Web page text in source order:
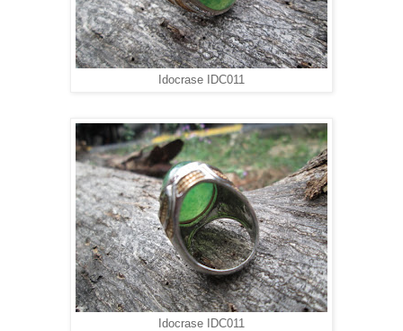
Idocrase IDC011
Idocrase IDC011